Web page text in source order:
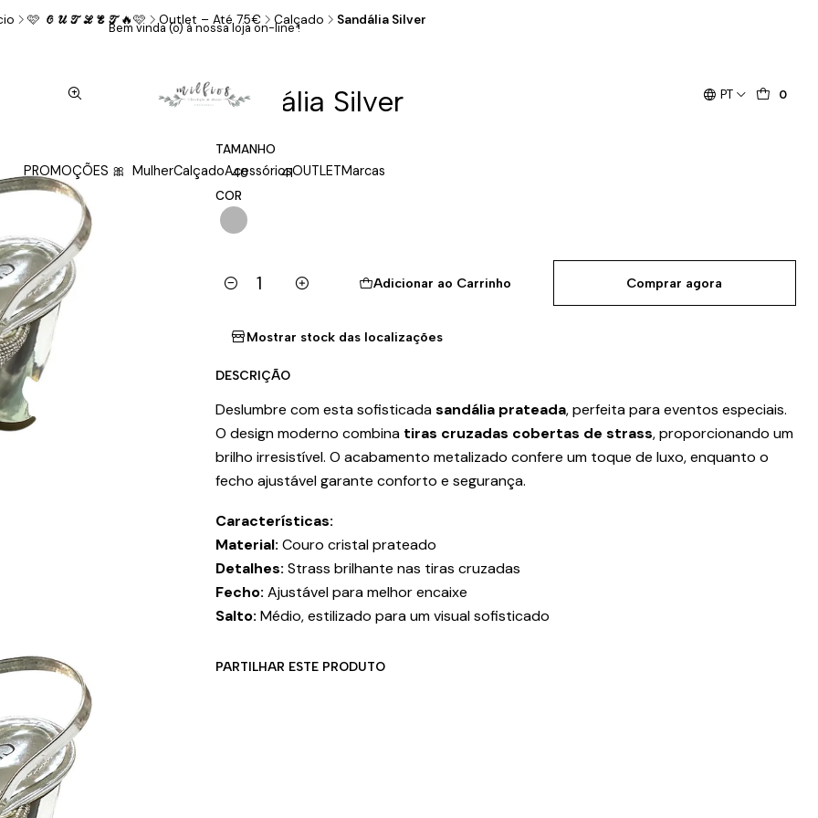
PT 0
PROMOÇÕES 🎀 MulherCalçadoAcessóriosOUTLETMarcas
Bem vinda (o) à nossa loja on-line !
🩷 𝓞𝓤𝓣𝓛𝓔𝓣🔥🩷 Outlet – Até 75€ Calçado Sandália Silver
Sandália Silver
TAMANHO
40 41
COR
Quantidade
Adicionar ao Carrinho Comprar agora
Mostrar stock das localizações
DESCRIÇÃO
Deslumbre com esta sofisticadasandália prateada, perfeita para eventos especiais.
O design moderno combina tiras cruzadas cobertas de strass, proporcionando um
brilho irresistível. O acabamento metalizado confere um toque de luxo, enquanto o
fecho ajustável garante conforto e segurança.
Características:
Material: Couro cristal prateado
Detalhes: Strass brilhante nas tiras cruzadas
Fecho: Ajustável para melhor encaixe
Salto: Médio, estilizado para um visual sofisticado
PARTILHAR ESTE PRODUTO